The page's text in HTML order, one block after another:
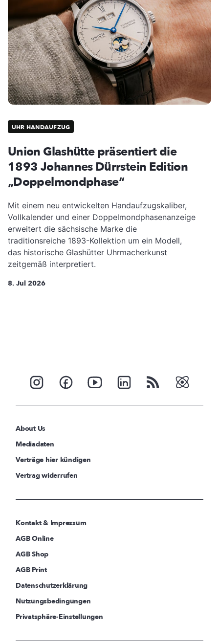
UHR HANDAUFZUG
Union Glashütte präsentiert die
1893 Johannes Dürrstein Edition
„Doppelmondphase“
Mit einem neu entwickelten Handaufzugskaliber,
Vollkalender und einer Doppelmondphasenanzeige
erweitert die sächsische Marke die
traditionsreiche 1893-Kollektion um ein Modell,
das historische Glashütter Uhrmacherkunst
zeitgemäß interpretiert.
8. Jul 2026
About Us
Mediadaten
Verträge hier kündigen
Vertrag widerrufen
Kontakt & Impressum
AGB Online
AGB Shop
AGB Print
Datenschutzerklärung
Nutzungsbedingungen
Privatsphäre-Einstellungen